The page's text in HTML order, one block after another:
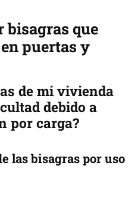
bisagras que
puertas y
de mi vivienda
debido a
por carga?
las bisagras por uso